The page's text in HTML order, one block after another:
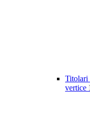
Titolari
vertice